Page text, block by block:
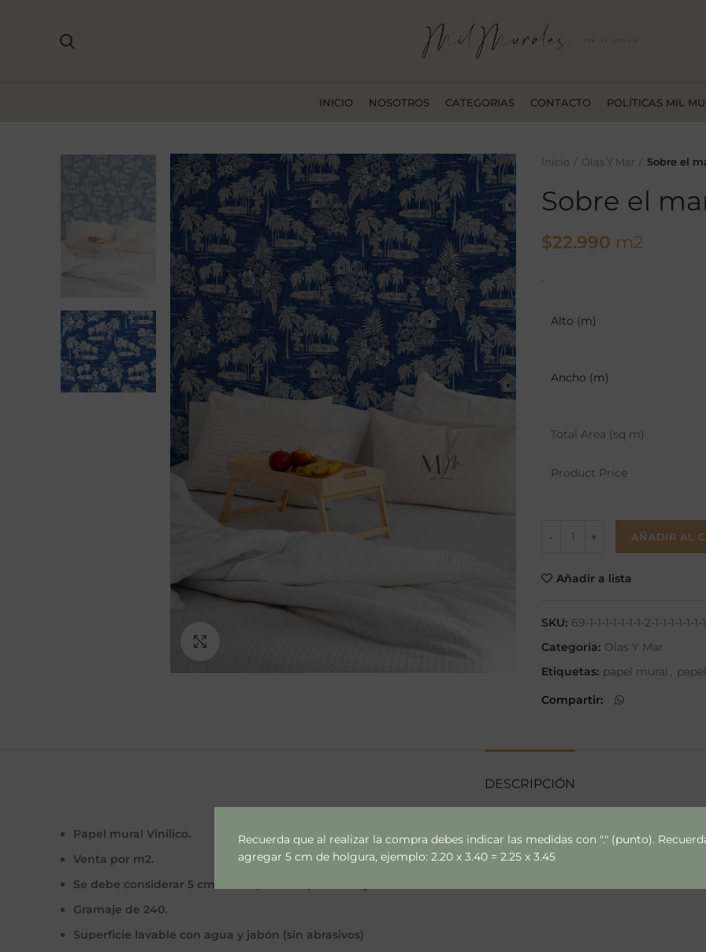
Recuerda que al realizar la compra debes indicar las medidas con "." (punto).
agregar 5 cm de holgura, ejemplo: 2.20 x 3.40 = 2.25 x 3.45
INICIO NOSOTROS CATEGORIAS CONTACTO POLÍTICAS MIL
Inicio Olas Y Mar Sobre el
Sobre el
$22.990 m2
.
Alto (m)
Ancho (m)
Total Area (sq m)
Product Price
AÑADIR AL
Añadir a lista
SKU: 69-1-1-1-1-1-1-1-2-1-1-1-1-1-1-
Categoría: Olas Y Mar
Etiquetas: papel mural ,
Compartir
DESCRIPCIÓN
Papel mural Vinilico.
Venta por m2.
Se debe considerar 5 cm extras por lado por calce y variaciones de muros.
Gramaje de 240.
Superficie lavable con agua y jabón (sin abrasivos)